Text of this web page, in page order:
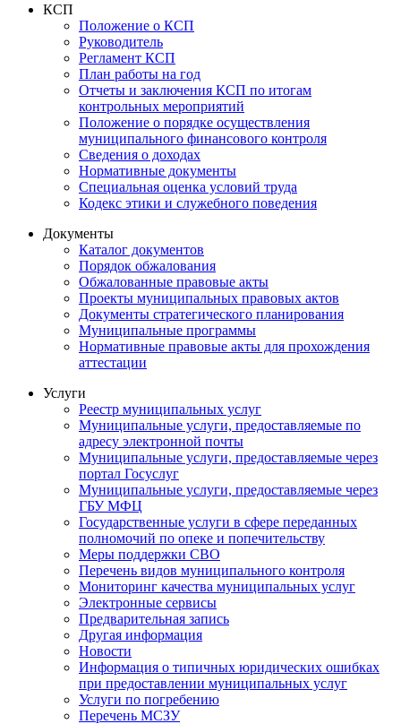
КСП
Положение о КСП
Руководитель
Регламент КСП
План работы на год
Отчеты и заключения КСП по итогам
контрольных мероприятий
Положение о порядке осуществления
муниципального финансового контроля
Сведения о доходах
Нормативные документы
Специальная оценка условий труда
Кодекс этики и служебного поведения
Документы
Каталог документов
Порядок обжалования
Обжалованные правовые акты
Проекты муниципальных правовых актов
Документы стратегического планирования
Муниципальные программы
Нормативные правовые акты для прохождения
аттестации
Услуги
Реестр муниципальных услуг
Муниципальные услуги, предоставляемые по
адресу электронной почты
Муниципальные услуги, предоставляемые через
портал Госуслуг
Муниципальные услуги, предоставляемые через
ГБУ МФЦ
Государственные услуги в сфере переданных
полномочий по опеке и попечительству
Меры поддержки СВО
Перечень видов муниципального контроля
Мониторинг качества муниципальных услуг
Электронные сервисы
Предварительная запись
Другая информация
Новости
Информация о типичных юридических ошибках
при предоставлении муниципальных услуг
Услуги по погребению
Перечень МСЗУ